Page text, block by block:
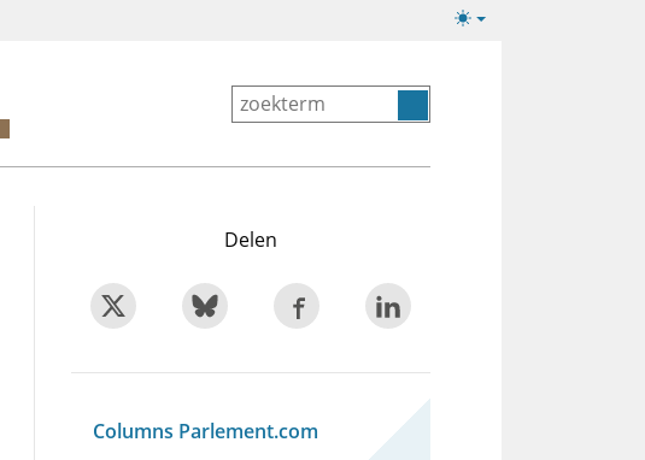
Lichte/donkere
Delen
Columns Parlement.com